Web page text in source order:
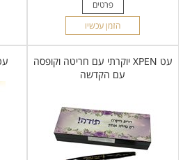
פרטים
הזמן עכשיו
עט XPEN יוקרתי עם חריטה וקופסה
עם הקדשה